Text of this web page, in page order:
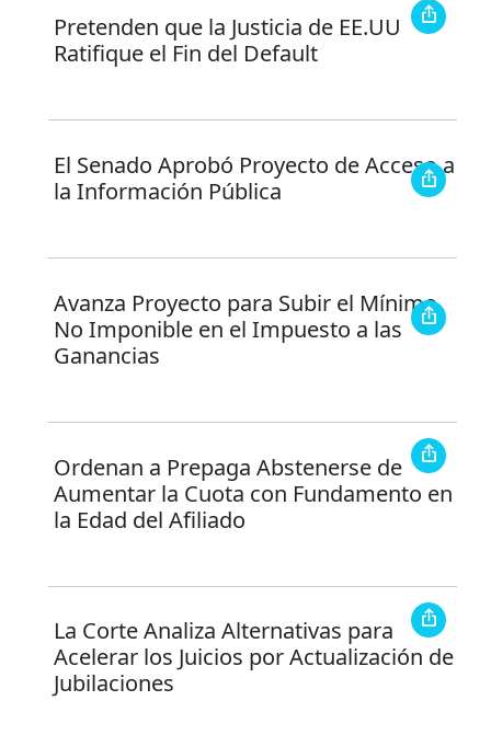
Pretenden que la Justicia de EE.UU
Ratifique el Fin del Default
El Senado Aprobó Proyecto de Acceso a
la Información Pública
Avanza Proyecto para Subir el Mínimo
No Imponible en el Impuesto a las
Ganancias
Ordenan a Prepaga Abstenerse de
Aumentar la Cuota con Fundamento en
la Edad del Afiliado
La Corte Analiza Alternativas para
Acelerar los Juicios por Actualización de
Jubilaciones